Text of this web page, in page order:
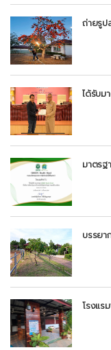
ถ่ายรูป
ได้รับม
มาตรฐ
บรรยา
โรงแร